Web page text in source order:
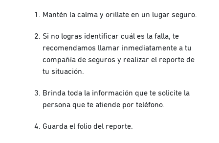
Mantén la calma y orillate en un lugar seguro.
Si no logras identificar cuál es la falla, te
recomendamos llamar inmediatamente a tu
compañía de seguros y realizar el reporte de
tu situación.
Brinda toda la información que te solicite la
persona que te atiende por teléfono.
Guarda el folio del reporte.